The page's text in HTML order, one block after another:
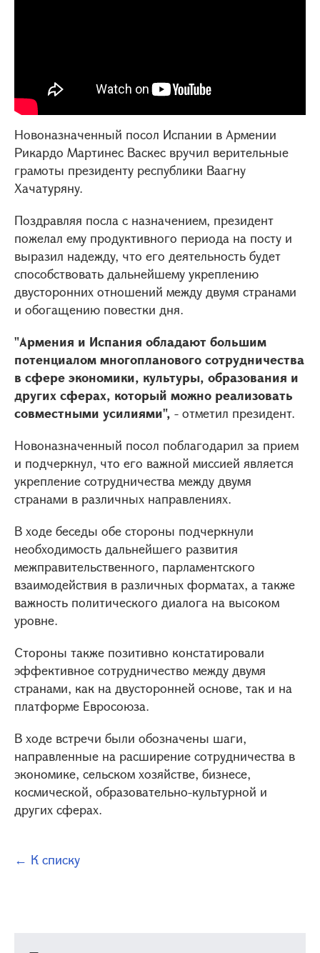
Новоназначенный посол Испании в Армении
Рикардо Мартинес Васкес вручил верительные
грамоты президенту республики Ваагну
Хачатуряну.
Поздравляя посла с назначением, президент
пожелал ему продуктивного периода на посту и
выразил надежду, что его деятельность будет
способствовать дальнейшему укреплению
двусторонних отношений между двумя странами
и обогащению повестки дня.
"Армения и Испания обладают большим
потенциалом многопланового сотрудничества
в сфере экономики, культуры, образования и
других сферах, который можно реализовать
совместными усилиями", - отметил президент.
Новоназначенный посол поблагодарил за прием
и подчеркнул, что его важной миссией является
укрепление сотрудничества между двумя
странами в различных направлениях.
В ходе беседы обе стороны подчеркнули
необходимость дальнейшего развития
межправительственного, парламентского
взаимодействия в различных форматах, а также
важность политического диалога на высоком
уровне.
Стороны также позитивно констатировали
эффективное сотрудничество между двумя
странами, как на двусторонней основе, так и на
платформе Евросоюза.
В ходе встречи были обозначены шаги,
направленные на расширение сотрудничества в
экономике, сельском хозяйстве, бизнесе,
космической, образовательно-культурной и
других сферах.
← К списку